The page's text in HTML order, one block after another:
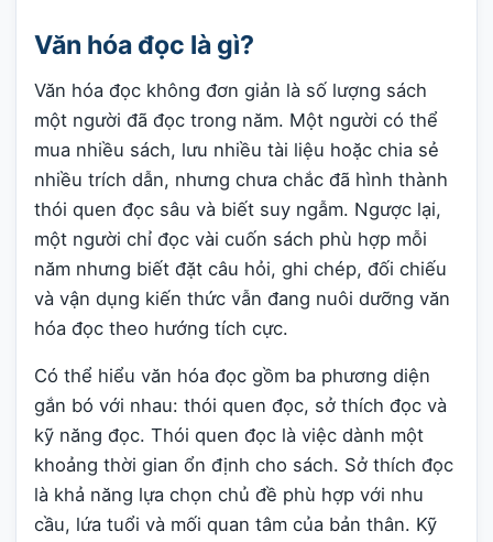
Văn hóa đọc là gì?
Văn hóa đọc không đơn giản là số lượng sách
một người đã đọc trong năm. Một người có thể
mua nhiều sách, lưu nhiều tài liệu hoặc chia sẻ
nhiều trích dẫn, nhưng chưa chắc đã hình thành
thói quen đọc sâu và biết suy ngẫm. Ngược lại,
một người chỉ đọc vài cuốn sách phù hợp mỗi
năm nhưng biết đặt câu hỏi, ghi chép, đối chiếu
và vận dụng kiến thức vẫn đang nuôi dưỡng văn
hóa đọc theo hướng tích cực.
Có thể hiểu văn hóa đọc gồm ba phương diện
gắn bó với nhau: thói quen đọc, sở thích đọc và
kỹ năng đọc. Thói quen đọc là việc dành một
khoảng thời gian ổn định cho sách. Sở thích đọc
là khả năng lựa chọn chủ đề phù hợp với nhu
cầu, lứa tuổi và mối quan tâm của bản thân. Kỹ